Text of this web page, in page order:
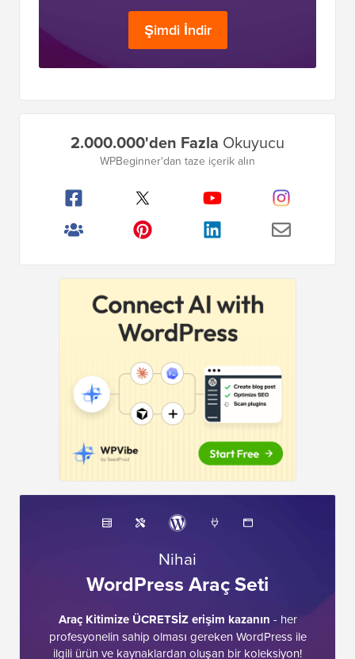
Şimdi İndir
2.000.000'den Fazla Okuyucu
WPBeginner'dan taze içerik alın
Nihai
WordPress Araç Seti
Araç Kitimize ÜCRETSİZ erişim kazanın - her
profesyonelin sahip olması gereken WordPress ile
ilgili ürün ve kaynaklardan oluşan bir koleksiyon!